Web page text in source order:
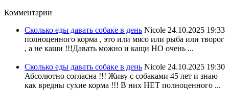
Комментарии
Сколько еды давать собаке в день Nicole 24.10.2025 19:33
полноценного корма , это или мясо или рыба или творог
, а не каши !!!Давать можно и кащи НО очень ...
Сколько еды давать собаке в день Nicole 24.10.2025 19:30
Абсолютно согласна !!! Живу с собаками 45 лет и знаю
как вредны сухие корма !!! В них НЕТ полноценного ...